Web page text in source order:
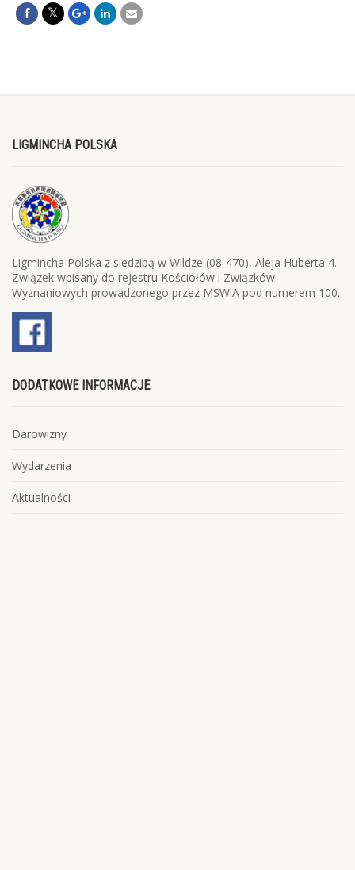
LIGMINCHA POLSKA
Ligmincha Polska z siedzibą w Wildze (08-470), Aleja Huberta 4.
Związek wpisany do rejestru Kościołów i Związków
Wyznaniowych prowadzonego przez MSWiA pod numerem 100.
DODATKOWE INFORMACJE
Darowizny
Wydarzenia
Aktualności